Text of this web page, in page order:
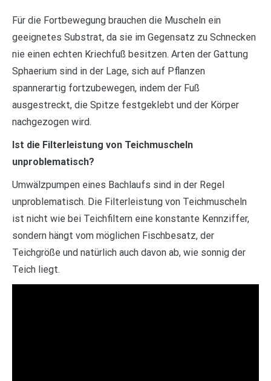
Für die Fortbewegung brauchen die Muscheln ein
geeignetes Substrat, da sie im Gegensatz zu Schnecken
nie einen echten Kriechfuß besitzen. Arten der Gattung
Sphaerium sind in der Lage, sich auf Pflanzen
spannerartig fortzubewegen, indem der Fuß
ausgestreckt, die Spitze festgeklebt und der Körper
nachgezogen wird.
Ist die Filterleistung von Teichmuscheln
unproblematisch?
Umwälzpumpen eines Bachlaufs sind in der Regel
unproblematisch. Die Filterleistung von Teichmuscheln
ist nicht wie bei Teichfiltern eine konstante Kennziffer,
sondern hängt vom möglichen Fischbesatz, der
Teichgröße und natürlich auch davon ab, wie sonnig der
Teich liegt.